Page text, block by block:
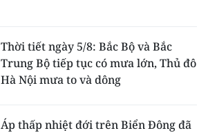
Thời tiết ngày 5/8: Bắc Bộ và Bắc
Trung Bộ tiếp tục có mưa lớn, Thủ đô
Hà Nội mưa to và dông
Áp thấp nhiệt đới trên Biển Đông đã